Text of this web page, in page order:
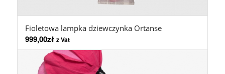
Fioletowa lampka dziewczynka Ortanse
999,00zł z Vat